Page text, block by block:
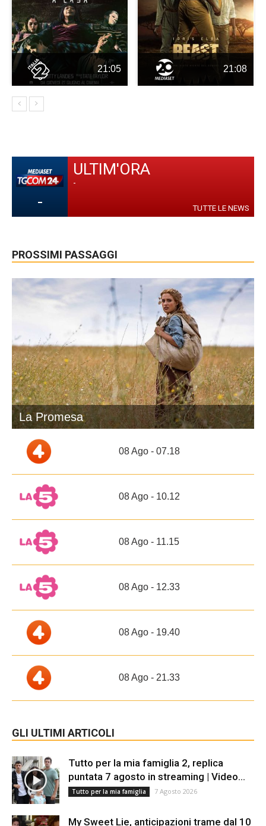
21:05 21:08
-
ULTIM'ORA
-
TUTTE LE NEWS
PROSSIMI PASSAGGI
La Promesa
08 Ago - 07.18
08 Ago - 10.12
08 Ago - 11.15
08 Ago - 12.33
08 Ago - 19.40
08 Ago - 21.33
GLI ULTIMI ARTICOLI
Tutto per la mia famiglia 2, replica
puntata 7 agosto in streaming | Video...
Tutto per la mia famiglia 7 Agosto 2026
My Sweet Lie, anticipazioni trame dal 10